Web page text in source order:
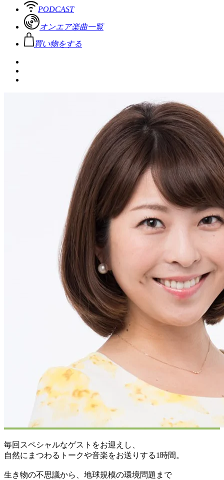
PODCAST
オンエア楽曲一覧
買い物をする
毎回スペシャルなゲストをお迎えし、
自然にまつわるトークや音楽をお送りする1時間。
生き物の不思議から、地球規模の環境問題まで